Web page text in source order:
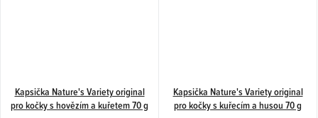
Kapsička Nature's Variety original
pro kočky s hovězím a kuřetem 70 g
Kapsička Nature's Variety original
pro kočky s kuřecím a husou 70 g